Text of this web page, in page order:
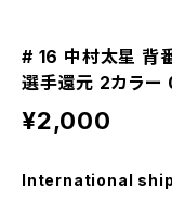
# 16 中村太星 背
選手還元 2カラー
¥2,000
International